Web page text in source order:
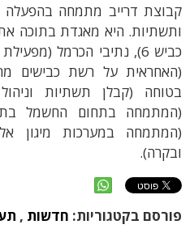
קבוצת דרייב מתמחה בהפעלה
ותשתיות. היא מאגדת בתוכה
כביש 6), נתיבי הכרמל
(האחראית על רשת כבישים
בטוחה (קבלן תשתיות
(המתמחה במערכות מיגון
ובקרה).
פורסם בקטגוריות: חדשות ,